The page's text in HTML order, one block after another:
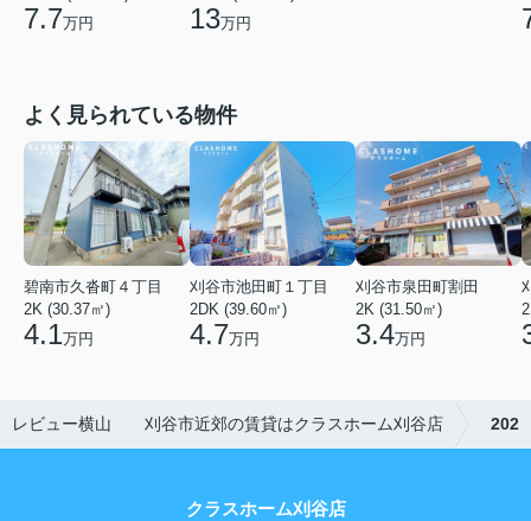
7.7万円 13万円
よく見られている物件
碧南市久沓町４丁目
2K (30.37㎡)
4.1万円
刈谷市池田町１丁目
2DK (39.60㎡)
4.7万円
刈谷市泉田町割田
2K (31.50㎡)
3.4万円
レビュー横山 刈谷市近郊の賃貸はクラスホーム刈谷店 202
クラスホーム刈谷店